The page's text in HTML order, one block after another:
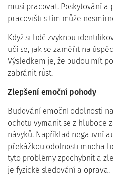
musí pracovat. Poskytování a
pracovišti s tím může
Když si lidé zvyknou
učí se, jak se zaměřit na
Výsledkem je, že budou mít
zabránit růst.
Zlepšení emoční pohody
Budování emoční odolnosti
ochotu vymanit se z hluboce
návyků. Například negativní
překážkou odolnosti mnoha
tyto problémy zpochybnit a
je fyzické sledování a oprava.